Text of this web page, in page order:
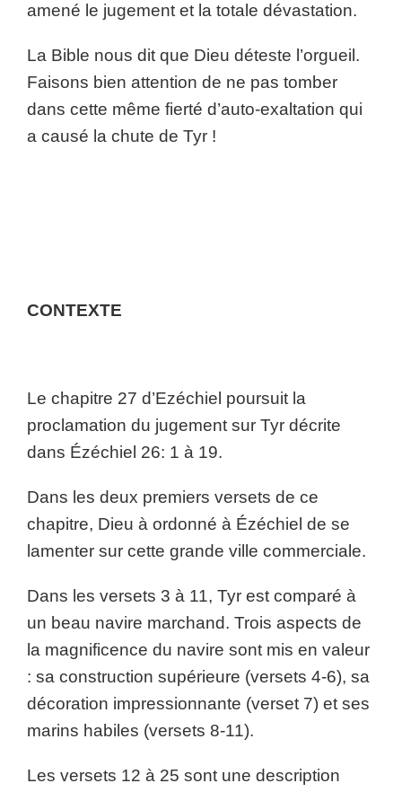
amené le jugement et la totale dévastation.
La Bible nous dit que Dieu déteste l’orgueil.
Faisons bien attention de ne pas tomber
dans cette même fierté d’auto-exaltation qui
a causé la chute de Tyr !
CONTEXTE
Le chapitre 27 d’Ezéchiel poursuit la
proclamation du jugement sur Tyr décrite
dans Ézéchiel 26: 1 à 19.
Dans les deux premiers versets de ce
chapitre, Dieu à ordonné à Ézéchiel de se
lamenter sur cette grande ville commerciale.
Dans les versets 3 à 11, Tyr est comparé à
un beau navire marchand. Trois aspects de
la magnificence du navire sont mis en valeur
: sa construction supérieure (versets 4-6), sa
décoration impressionnante (verset 7) et ses
marins habiles (versets 8-11).
Les versets 12 à 25 sont une description